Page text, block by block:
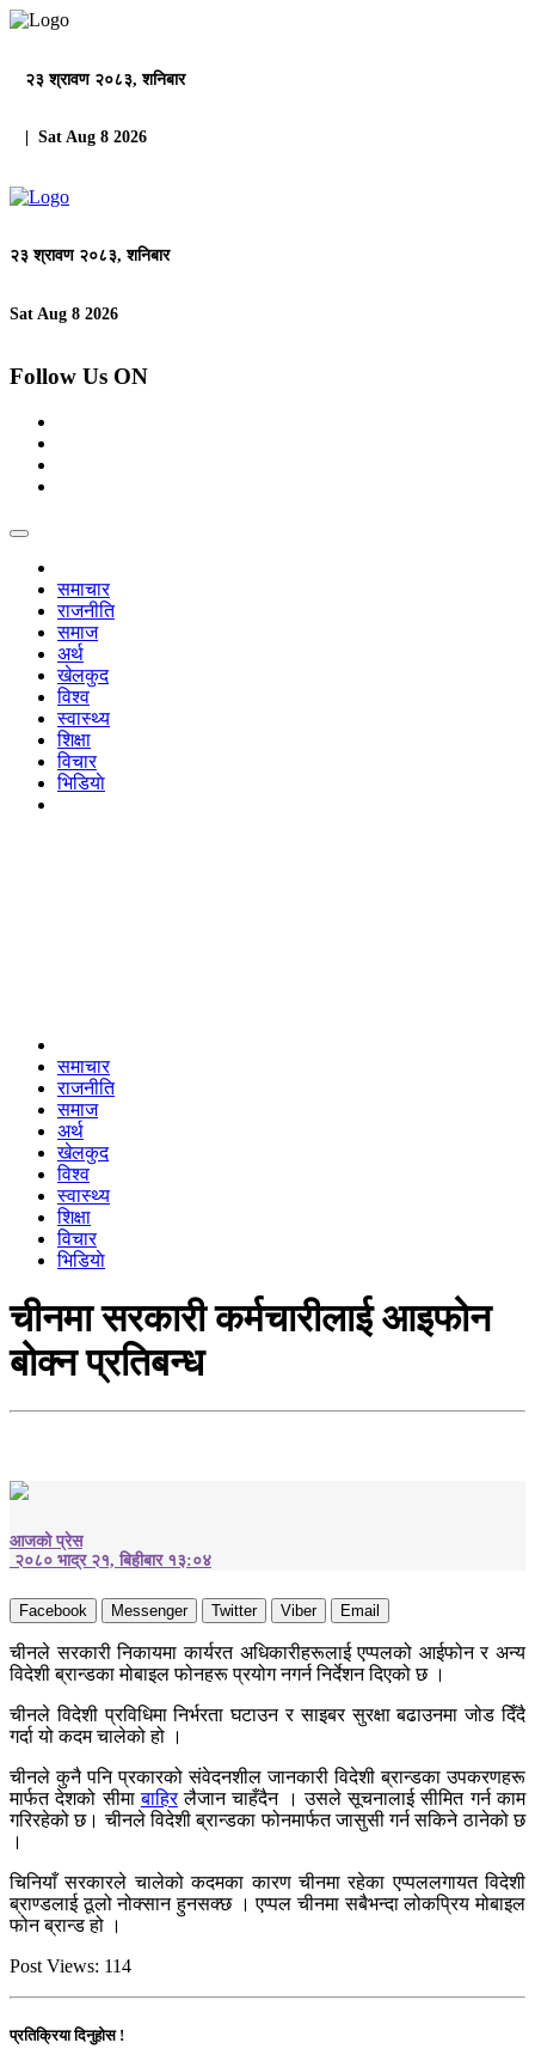
२३ श्रावण २०८३, शनिबार
| Sat Aug 8 2026
२३ श्रावण २०८३, शनिबार
Sat Aug 8 2026
Follow Us ON
समाचार
राजनीति
समाज
अर्थ
खेलकुद
विश्व
स्वास्थ्य
शिक्षा
विचार
भिडियाे
समाचार
राजनीति
समाज
अर्थ
खेलकुद
विश्व
स्वास्थ्य
शिक्षा
विचार
भिडियाे
चीनमा सरकारी कर्मचारीलाई आइफोन
बोक्न प्रतिबन्ध
आजको प्रेस
२०८० भाद्र २१, बिहीबार १३:०४
Facebook Messenger Twitter Viber Email
चीनले सरकारी निकायमा कार्यरत अधिकारीहरूलाई एप्पलको आईफोन र अन्य
विदेशी ब्रान्डका मोबाइल फोनहरू प्रयोग नगर्न निर्देशन दिएको छ ।
चीनले विदेशी प्रविधिमा निर्भरता घटाउन र साइबर सुरक्षा बढाउनमा जोड दिँदै
गर्दा यो कदम चालेको हो ।
चीनले कुनै पनि प्रकारको संवेदनशील जानकारी विदेशी ब्रान्डका उपकरणहरू
मार्फत देशको सीमाबाहिरलैजान चाहँदैन । उसले सूचनालाई सीमित गर्न काम
गरिरहेको छ। चीनले विदेशी ब्रान्डका फोनमार्फत जासुसी गर्न सकिने ठानेको छ
।
चिनियाँ सरकारले चालेको कदमका कारण चीनमा रहेका एप्पललगायत विदेशी
ब्राण्डलाई ठूलो नोक्सान हुनसक्छ । एप्पल चीनमा सबैभन्दा लोकप्रिय मोबाइल
फोन ब्रान्ड हो ।
Post Views: 114
प्रतिक्रिया दिनुहोस !